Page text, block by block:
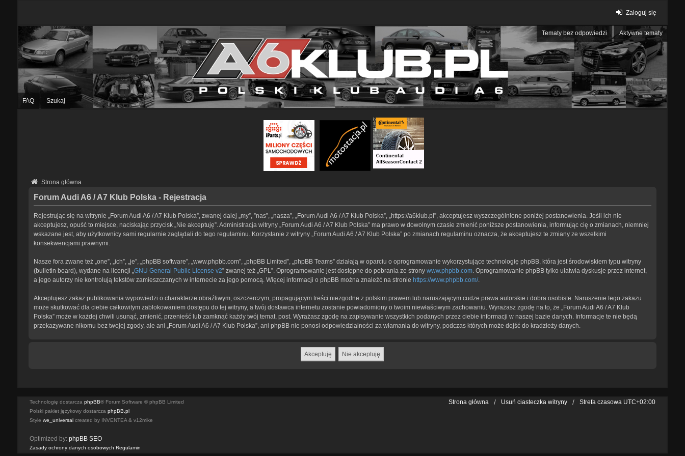
Zaloguj się
Tematy bez odpowiedzi Aktywne tematy
FAQ Szukaj
Strona główna
Forum Audi A6 / A7 Klub Polska - Rejestracja
Rejestrując się na witrynie „Forum Audi A6 / A7 Klub Polska”, zwanej dalej „my”, ”nas”, „nasza”, „Forum Audi A6 / A7 Klub Polska”, „https://a6klub.pl”, akceptujesz wyszczególnione poniżej postanowienia. Jeśli ich nie
akceptujesz, opuść to miejsce, naciskając przycisk „Nie akceptuję”. Administracja witryny „Forum Audi A6 / A7 Klub Polska” ma prawo w dowolnym czasie zmienić poniższe postanowienia, informując cię o zmianach, niemniej
wskazane jest, aby użytkownicy sami regularnie zaglądali do tego regulaminu. Korzystanie z witryny „Forum Audi A6 / A7 Klub Polska” po zmianach regulaminu oznacza, że akceptujesz te zmiany ze wszelkimi
konsekwencjami prawnymi.
Nasze fora zwane też „one”, „ich”, „je”, „phpBB software”, „www.phpbb.com”, „phpBB Limited”, „phpBB Teams” działają w oparciu o oprogramowanie wykorzystujące technologię phpBB, która jest środowiskiem typu witryny
(bulletin board), wydane na licencji „GNU General Public License v2” zwanej też „GPL”. Oprogramowanie jest dostępne do pobrania ze strony www.phpbb.com. Oprogramowanie phpBB tylko ułatwia dyskusje przez internet,
a jego autorzy nie kontrolują tekstów zamieszczanych w internecie za jego pomocą. Więcej informacji o phpBB można znaleźć na stronie https://www.phpbb.com/.
Akceptujesz zakaz publikowania wypowiedzi o charakterze obraźliwym, oszczerczym, propagującym treści niezgodne z polskim prawem lub naruszającym cudze prawa autorskie i dobra osobiste. Naruszenie tego zakazu
może skutkować dla ciebie całkowitym zablokowaniem dostępu do tej witryny, a twój dostawca internetu zostanie powiadomiony o twoim niewłaściwym zachowaniu. Wyrażasz zgodę na to, że „Forum Audi A6 / A7 Klub
Polska” może w każdej chwili usunąć, zmienić, przenieść lub zamknąć każdy twój temat, post. Wyrażasz zgodę na zapisywanie wszystkich podanych przez ciebie informacji w naszej bazie danych. Informacje te nie będą
przekazywane nikomu bez twojej zgody, ale ani „Forum Audi A6 / A7 Klub Polska”, ani phpBB nie ponosi odpowiedzialności za włamania do witryny, podczas których może dojść do kradzieży danych.
Strona główna Usuń ciasteczka witryny Strefa czasowa UTC+02:00
Technologię dostarcza phpBB® Forum Software © phpBB Limited
Polski pakiet językowy dostarcza phpBB.pl
Style we_universalcreated by INVENTEA & v12mike
Optimized by: phpBB SEO
Zasady ochrony danych osobowych Regulamin